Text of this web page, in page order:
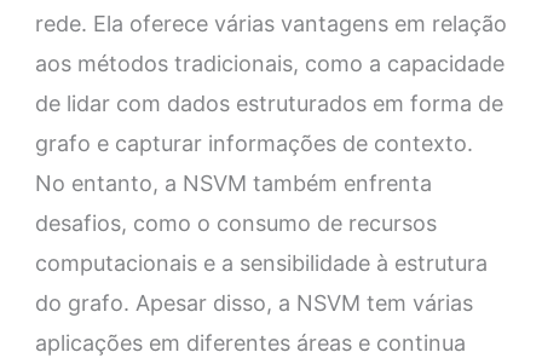
rede. Ela oferece várias vantagens em relação
aos métodos tradicionais, como a capacidade
de lidar com dados estruturados em forma de
grafo e capturar informações de contexto.
No entanto, a NSVM também enfrenta
desafios, como o consumo de recursos
computacionais e a sensibilidade à estrutura
do grafo. Apesar disso, a NSVM tem várias
aplicações em diferentes áreas e continua